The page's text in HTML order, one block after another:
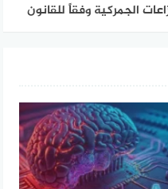
الجمركية وفقاً للقانون